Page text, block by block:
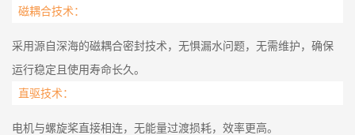
磁耦合技术：
采用源自深海的磁耦合密封技术，无惧漏水问题，无需维护，确保
运行稳定且使用寿命长久。
直驱技术：
电机与螺旋桨直接相连，无能量过渡损耗，效率更高。